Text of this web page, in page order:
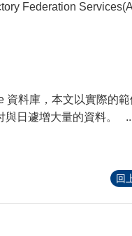
Federation
資料庫，本文以實際的
與日遽增大量的資料。
回